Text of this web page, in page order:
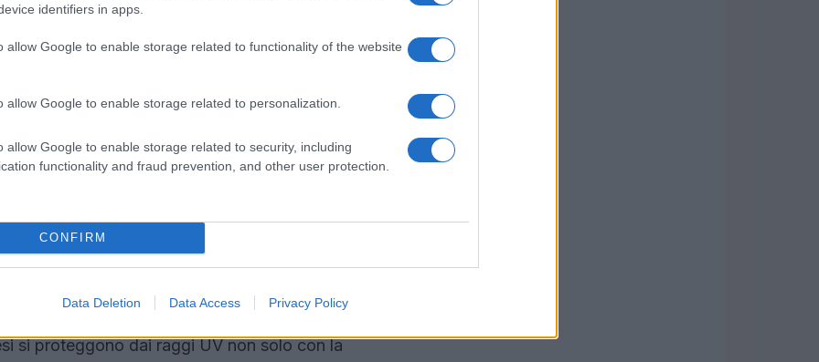
identifiers in apps.
allow Google to enable storage related to functionality of the website
allow Google to enable storage related to personalization.
allow Google to enable storage related to security, including
functionality and fraud prevention, and other user protection.
CONFIRM
Data Deletion Data Access Privacy Policy
creme solari giapponesi è, senza dubbio,
e facilmente assorbibili, queste
Durante le calde estati giapponesi,
è fondamentale. Molte donne giapponesi
di un siero o di un primer, rendendo
piacere. E chi non vorrebbe un prodotto che
una questione di bellezza, ma un vero e
si proteggono dai raggi UV non solo con la